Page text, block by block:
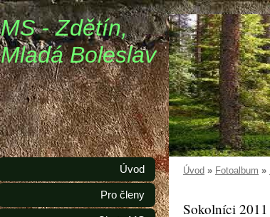
MS - Zdětín,
Mladá Boleslav
Úvod » Fotoalbum »
Sokolníci 2011
Úvod
Pro členy